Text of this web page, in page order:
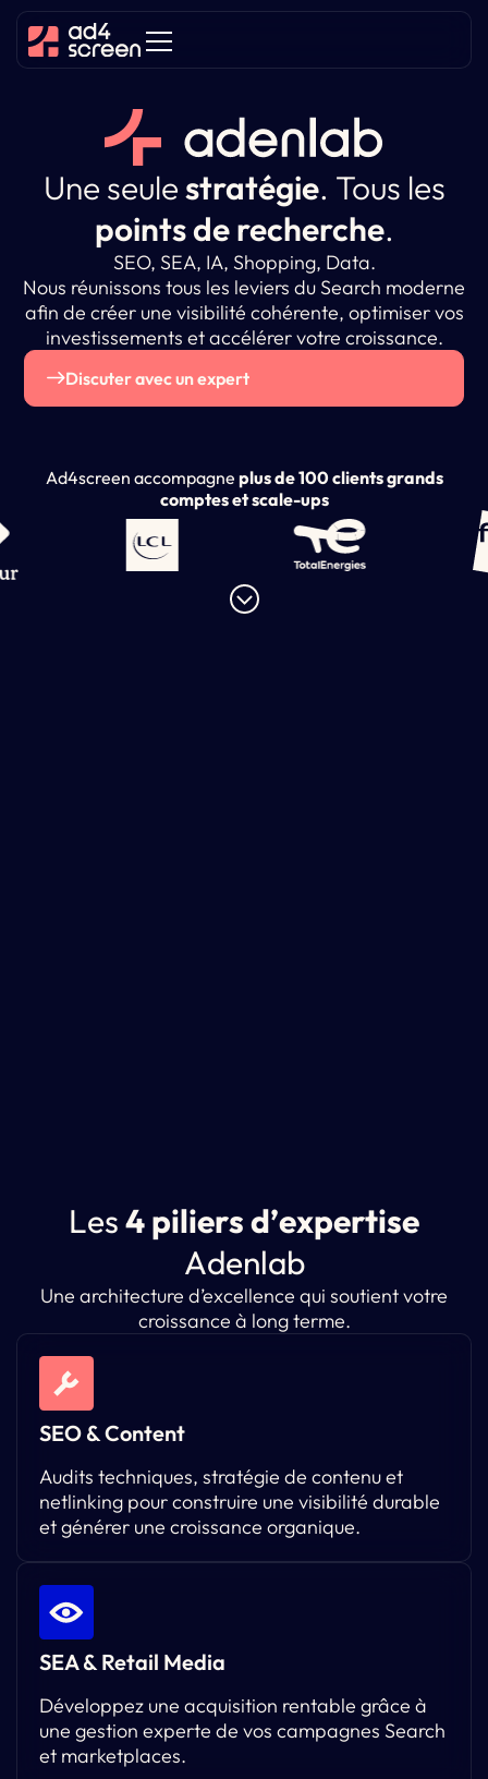
Une seulestratégie. Tous les
points de recherche.
SEO, SEA, IA, Shopping, Data.
Nous réunissons tous les leviers du Search moderne
afin de créer une visibilité cohérente, optimiser vos
investissements et accélérer votre croissance.
Discuter avec un expert
Ad4screen accompagne plus de 100 clients grands
comptes et scale-ups
Les4piliersd’expertise
Adenlab
Une architecture d’excellence qui soutient votre
croissance à long terme.
SEO & Content
Audits techniques, stratégie de contenu et
netlinking pour construire une visibilité durable
et générer une croissance organique.
SEA & Retail Media
Développez une acquisition rentable grâce à
une gestion experte de vos campagnes Search
et marketplaces.